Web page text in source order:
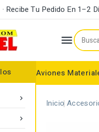
Recibe Tu Pedido En 1–2

Aviones


Inicio